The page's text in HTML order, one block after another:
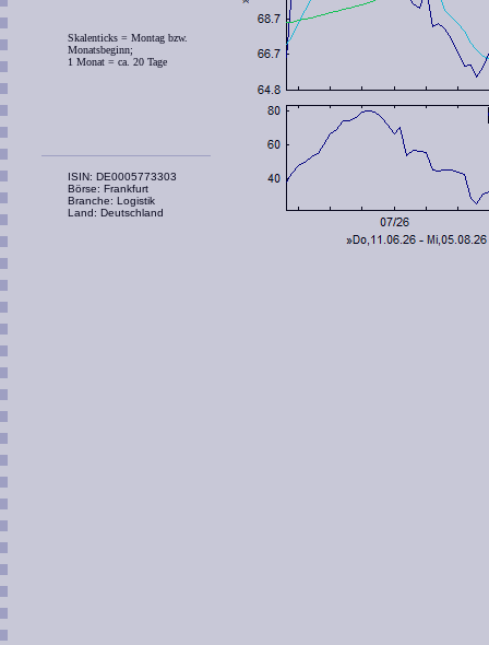
Skalenticks = Montag bzw.
Monatsbeginn;
1 Monat = ca. 20 Tage
ISIN: DE0005773303
Börse: Frankfurt
Branche: Logistik
Land: Deutschland